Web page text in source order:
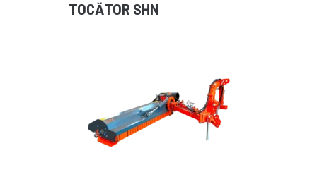
TOCĂTOR SHN